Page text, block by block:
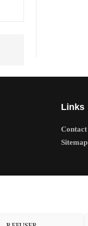
Links
Contact
Sitemap